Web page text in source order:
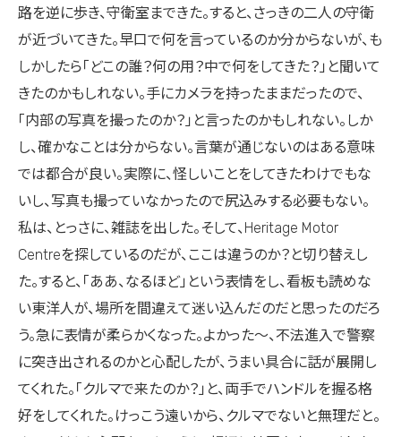
路を逆に歩き、守衛室まできた。すると、さっきの二人の守衛
が近づいてきた。早口で何を言っているのか分からないが、も
しかしたら「どこの誰？何の用？中で何をしてきた？」と聞いて
きたのかもしれない。手にカメラを持ったままだったので、
「内部の写真を撮ったのか？」と言ったのかもしれない。しか
し、確かなことは分からない。言葉が通じないのはある意味
では都合が良い。実際に、怪しいことをしてきたわけでもな
いし、写真も撮っていなかったので尻込みする必要もない。
私は、とっさに、雑誌を出した。そして、Heritage Motor
Centreを探しているのだが、ここは違うのか？と切り替えし
た。すると、「ああ、なるほど」という表情をし、看板も読めな
い東洋人が、場所を間違えて迷い込んだのだと思ったのだろ
う。急に表情が柔らかくなった。よかった～、不法進入で警察
に突き出されるのかと心配したが、うまい具合に話が展開し
てくれた。「クルマで来たのか？」と、両手でハンドルを握る格
好をしてくれた。けっこう遠いから、クルマでないと無理だと。